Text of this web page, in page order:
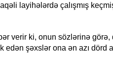
layihələrdə çalışmış
verir ki, onun sözlərinə görə,
edən şəxslər ona ən azı dörd